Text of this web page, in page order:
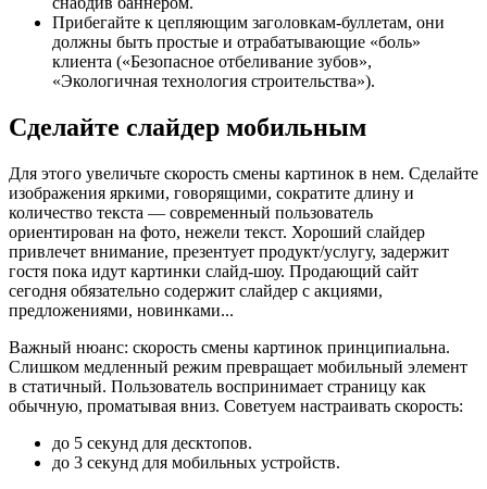
Прибегайте к цепляющим заголовкам-буллетам, они
должны быть простые и отрабатывающие «боль»
клиента («Безопасное отбеливание зубов»,
«Экологичная технология строительства»).
Сделайте слайдер мобильным
Для этого увеличьте скорость смены картинок в нем. Сделайте
изображения яркими, говорящими, сократите длину и
количество текста — современный пользователь
ориентирован на фото, нежели текст. Хороший слайдер
привлечет внимание, презентует продукт/услугу, задержит
гостя пока идут картинки слайд-шоу. Продающий сайт
сегодня обязательно содержит слайдер с акциями,
предложениями, новинками...
Важный нюанс: скорость смены картинок принципиальна.
Слишком медленный режим превращает мобильный элемент
в статичный. Пользователь воспринимает страницу как
обычную, проматывая вниз. Советуем настраивать скорость:
до 5 секунд для десктопов.
до 3 секунд для мобильных устройств.